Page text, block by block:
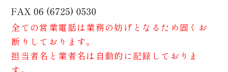
全ての営業電話は業務の妨げとなるため固くお
断りしております。
担当者名と業者名は自動的に記録しておりま